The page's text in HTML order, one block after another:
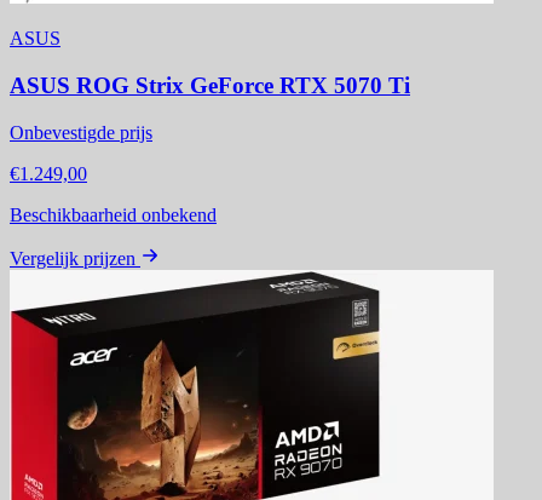
ASUS
ASUS ROG Strix GeForce RTX 5070 Ti
Onbevestigde prijs
€1.249,00
Beschikbaarheid onbekend
Vergelijk prijzen